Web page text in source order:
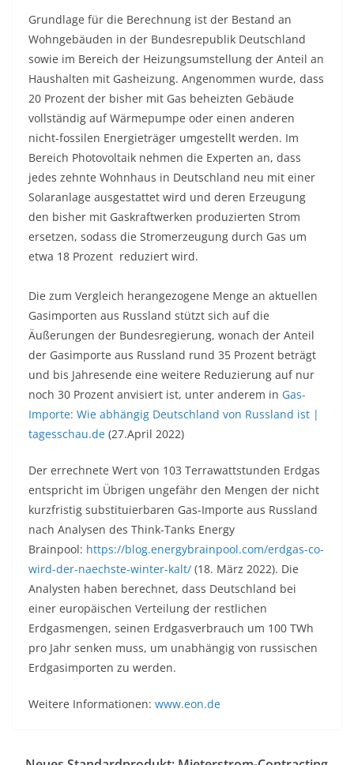
Grundlage für die Berechnung ist der Bestand an
Wohngebäuden in der Bundesrepublik Deutschland
sowie im Bereich der Heizungsumstellung der Anteil an
Haushalten mit Gasheizung. Angenommen wurde, dass
20 Prozent der bisher mit Gas beheizten Gebäude
vollständig auf Wärmepumpe oder einen anderen
nicht-fossilen Energieträger umgestellt werden. Im
Bereich Photovoltaik nehmen die Experten an, dass
jedes zehnte Wohnhaus in Deutschland neu mit einer
Solaranlage ausgestattet wird und deren Erzeugung
den bisher mit Gaskraftwerken produzierten Strom
ersetzen, sodass die Stromerzeugung durch Gas um
etwa 18 Prozent reduziert wird.
Die zum Vergleich herangezogene Menge an aktuellen
Gasimporten aus Russland stützt sich auf die
Äußerungen der Bundesregierung, wonach der Anteil
der Gasimporte aus Russland rund 35 Prozent beträgt
und bis Jahresende eine weitere Reduzierung auf nur
noch 30 Prozent anvisiert ist, unter anderem in Gas-
Importe: Wie abhängig Deutschland von Russland ist |
tagesschau.de (27.April 2022)
Der errechnete Wert von 103 Terrawattstunden Erdgas
entspricht im Übrigen ungefähr den Mengen der nicht
kurzfristig substituierbaren Gas-Importe aus Russland
nach Analysen des Think-Tanks Energy
Brainpool: https://blog.energybrainpool.com/erdgas-co-
wird-der-naechste-winter-kalt/ (18. März 2022). Die
Analysten haben berechnet, dass Deutschland bei
einer europäischen Verteilung der restlichen
Erdgasmengen, seinen Erdgasverbrauch um 100 TWh
pro Jahr senken muss, um unabhängig von russischen
Erdgasimporten zu werden.
Weitere Informationen: www.eon.de